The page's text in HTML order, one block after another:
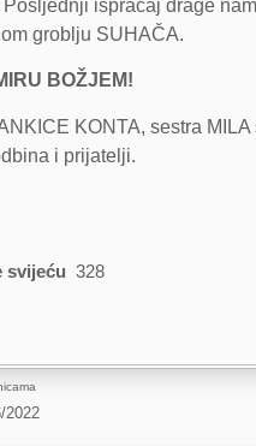
ispraćaj drage
groblju SUHAČA.
BOŽJEM!
KONTA, sestra
i prijatelji.
svijeću 328
2022